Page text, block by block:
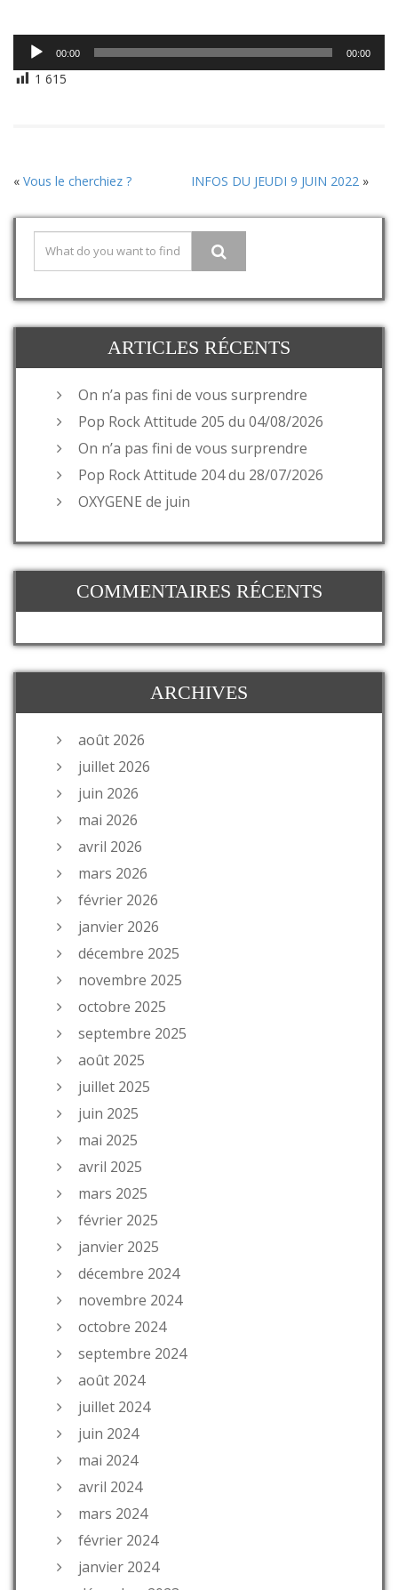
Lecteur
audio
00:00 00:00
1 615
« Vous le cherchiez ? INFOS DU JEUDI 9 JUIN 2022 »
ARTICLES RÉCENTS
On n’a pas fini de vous surprendre
Pop Rock Attitude 205 du 04/08/2026
On n’a pas fini de vous surprendre
Pop Rock Attitude 204 du 28/07/2026
OXYGENE de juin
COMMENTAIRES RÉCENTS
ARCHIVES
août 2026
juillet 2026
juin 2026
mai 2026
avril 2026
mars 2026
février 2026
janvier 2026
décembre 2025
novembre 2025
octobre 2025
septembre 2025
août 2025
juillet 2025
juin 2025
mai 2025
avril 2025
mars 2025
février 2025
janvier 2025
décembre 2024
novembre 2024
octobre 2024
septembre 2024
août 2024
juillet 2024
juin 2024
mai 2024
avril 2024
mars 2024
février 2024
janvier 2024